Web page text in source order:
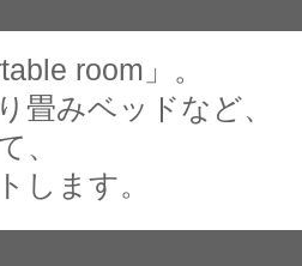
room」。
畳みベッドなど、
、
します。